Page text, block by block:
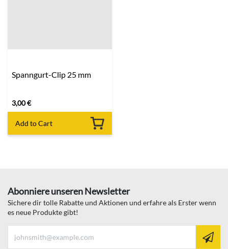
Spanngurt-Clip 25 mm
3,00€
Add to Cart
Abonniere unseren Newsletter
Sichere dir tolle Rabatte und Aktionen und erfahre als Erster wenn
es neue Produkte gibt!